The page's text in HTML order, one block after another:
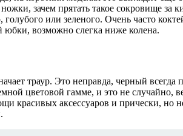
зачем прятать такое сокровище за
или зеленого. Очень часто
юбки, возможно слегка ниже колена.
траур. Это неправда, черный
цветовой гамме, и это не случайно,
аксессуаров и прически, но